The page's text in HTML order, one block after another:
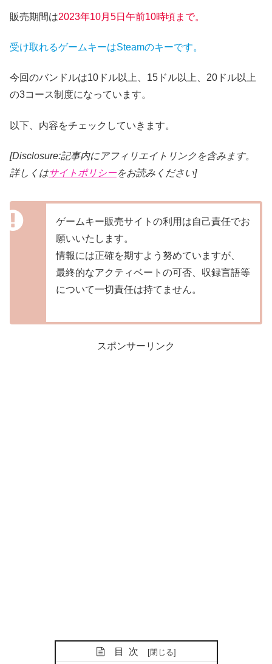
販売期間は2023年10月5日午前10時頃まで。
受け取れるゲームキーはSteamのキーです。
今回のバンドルは10ドル以上、15ドル以上、20ドル以上
の3コース制度になっています。
以下、内容をチェックしていきます。
[Disclosure:記事内にアフィリエイトリンクを含みます。
詳しくはサイトポリシーをお読みください]
ゲームキー販売サイトの利用は自己責任でお
願いいたします。
情報には正確を期すよう努めていますが、
最終的なアクティベートの可否、収録言語等
について一切責任は持てません。
スポンサーリンク
目次